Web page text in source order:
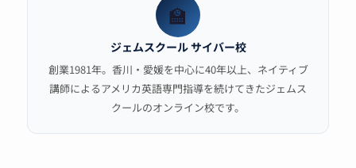
🏫
ジェムスクール サイバー校
創業1981年。香川・愛媛を中心に40年以上、ネイティブ
講師によるアメリカ英語専門指導を続けてきたジェムス
クールのオンライン校です。